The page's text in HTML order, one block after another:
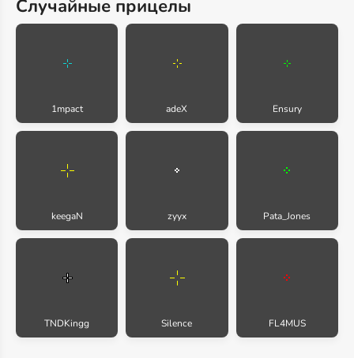
Случайные прицелы
1mpact adeX Ensury
keegaN zyyx Pata_Jones
TNDKingg Silence FL4MUS